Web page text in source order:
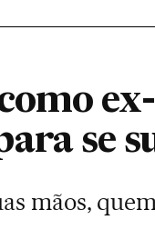
se
mãos,